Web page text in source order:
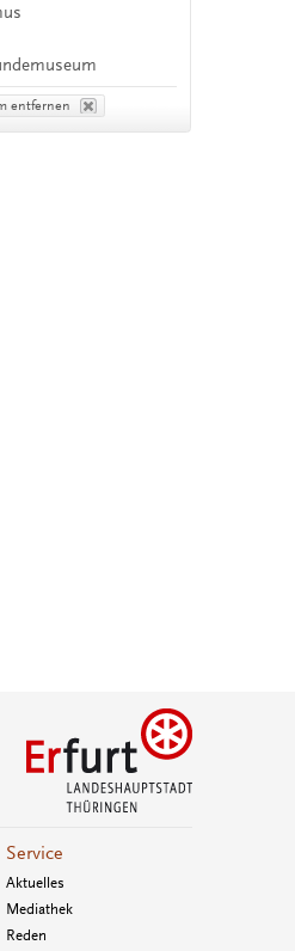
entfernen
Service
Aktuelles
Mediathek
Reden